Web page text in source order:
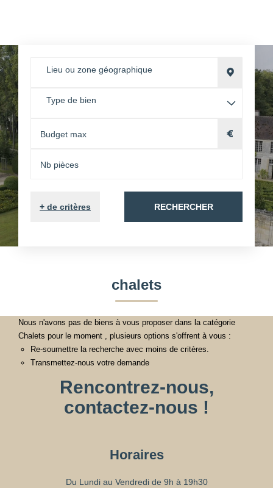
Lieu ou zone géographique
Type de bien
+ de critères RECHERCHER
chalets
Nous n'avons pas de biens à vous proposer dans la catégorie
Chalets pour le moment , plusieurs options s'offrent à vous :
Re-soumettre la recherche avec moins de critères.
Transmettez-nous votre demande
Rencontrez-nous,
contactez-nous !
Horaires
Du Lundi au Vendredi de 9h à 19h30